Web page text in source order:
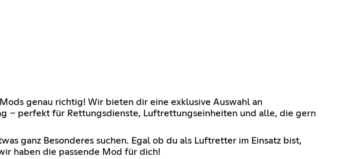
genau richtig! Wir bieten dir eine exklusive Auswahl an
– perfekt für Rettungsdienste, Luftrettungseinheiten und alle, die gern
ganz Besonderes suchen. Egal ob du als Luftretter im Einsatz bist,
haben die passende Mod für dich!